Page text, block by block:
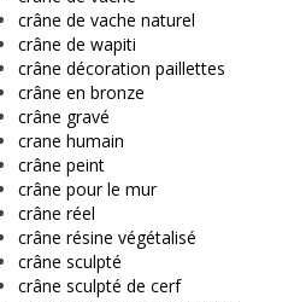
crâne de vache naturel
crâne de wapiti
crâne décoration paillettes
crâne en bronze
crâne gravé
crane humain
crâne peint
crâne pour le mur
crâne réel
crâne résine végétalisé
crâne sculpté
crâne sculpté de cerf